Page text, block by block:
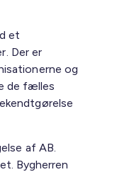
et
Der er
og
de fælles
af AB.
Bygherren